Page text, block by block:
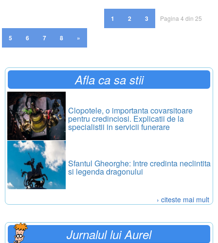
1 2 3 Pagina 4 din 25
5 6 7 8 »
Afla ca sa stii
Clopotele, o importanta covarsitoare
pentru credinciosi. Explicatii de la
specialistii in servicii funerare
Sfantul Gheorghe: Intre credinta neclintita
si legenda dragonului
› citeste mai mult
Jurnalul lui Aurel